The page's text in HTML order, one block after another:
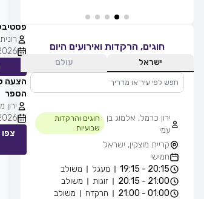
חוגים, הרקדות ואירועים היום
ישראל עולם
ירון כרמל, אלמוג בן
עמי
חוגים והרקדות
שבועיות
קריית מוצקין, ישראל
חמישי
20:15 - 19:15
מעגל
משולב
21:00 - 20:15
זוגות
משולב
01:00 - 21:00
הרקדה משולב
הצעה
הספר
ירון